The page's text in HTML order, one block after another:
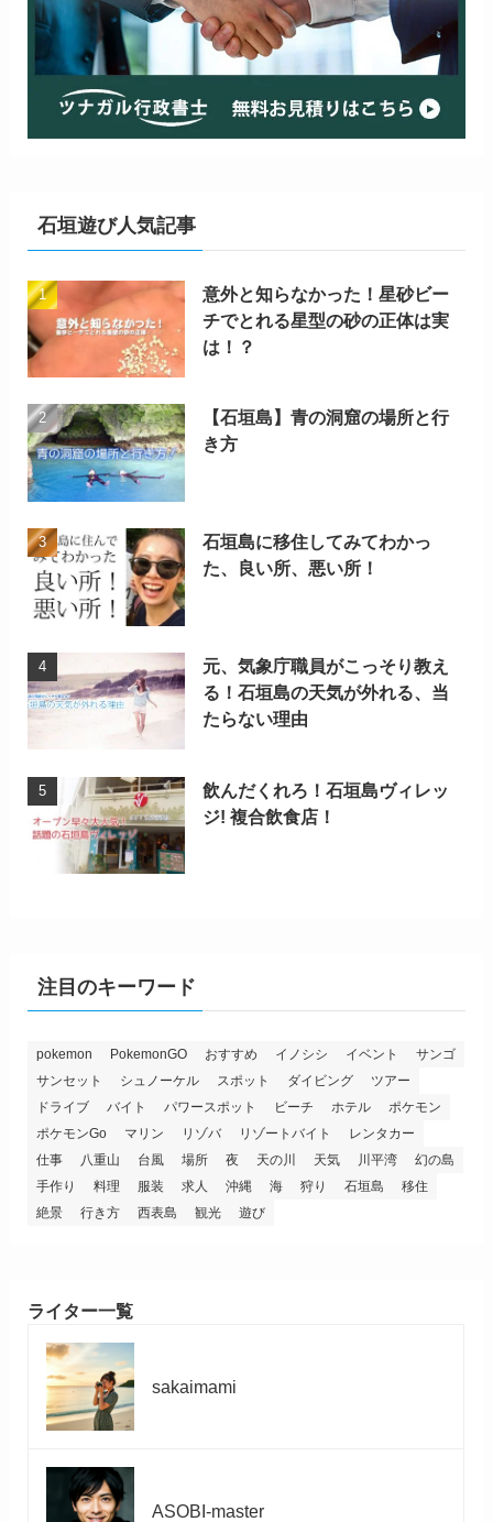
石垣遊び人気記事
意外と知らなかった！星砂ビー
チでとれる星型の砂の正体は実
は！？
【石垣島】青の洞窟の場所と行
き方
石垣島に移住してみてわかっ
た、良い所、悪い所！
元、気象庁職員がこっそり教え
る！石垣島の天気が外れる、当
たらない理由
飲んだくれろ！石垣島ヴィレッ
ジ! 複合飲食店！
注目のキーワード
pokemon PokemonGO おすすめ イノシシ イベント
サンゴ
サンセット
シュノーケル スポット ダイビング
ツアー
ドライブ
バイト パワースポット ビーチ ホテル
ポケモン
ポケモンGo
マリン リゾバ リゾートバイト
レンタカー
仕事
八重山 台風 場所 夜 天の川 天気 川平湾
幻の島
手作り
料理 服装 求人 沖縄 海 狩り 石垣島
移住
絶景
行き方 西表島 観光 遊び
ライター一覧
sakaimami
ASOBI-master